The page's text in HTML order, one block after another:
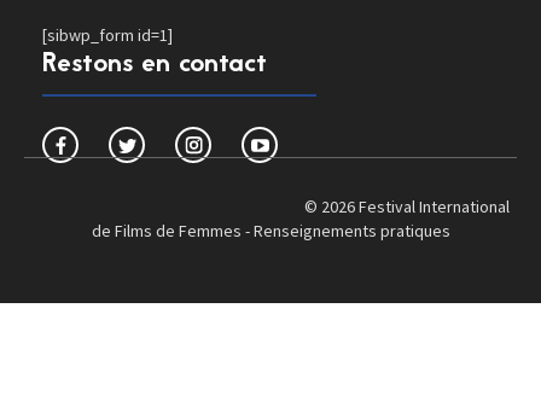
[sibwp_form id=1]
Restons en contact
© 2026 Festival International
de Films de Femmes -Renseignements pratiques